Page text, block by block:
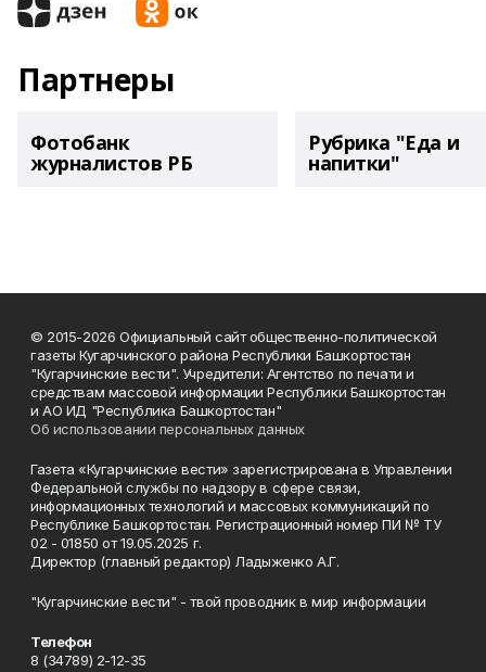
Партнеры
Фотобанк
журналистов РБ
Рубрика "Еда и
напитки"
© 2015-2026 Официальный сайт общественно-политической
газеты Кугарчинского района Республики Башкортостан
"Кугарчинские вести". Учредители: Агентство по печати и
средствам массовой информации Республики Башкортостан
и АО ИД "Республика Башкортостан"
Об использовании персональных данных
Газета «Кугарчинские вести» зарегистрирована в Управлении
Федеральной службы по надзору в сфере связи,
информационных технологий и массовых коммуникаций по
Республике Башкортостан. Регистрационный номер ПИ № ТУ
02 - 01850 от 19.05.2025 г.
Директор (главный редактор) Ладыженко А.Г.
"Кугарчинские вести" - твой проводник в мир информации
Телефон
8 (34789) 2-12-35